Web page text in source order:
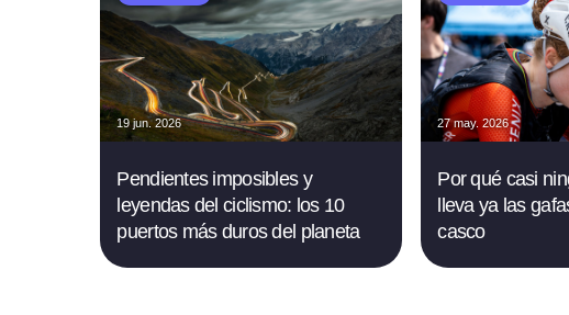
19 jun. 2026
Pendientes imposibles y
leyendas del ciclismo: los 10
puertos más duros del planeta
27 may. 2026
Por qué casi
lleva ya las
casco